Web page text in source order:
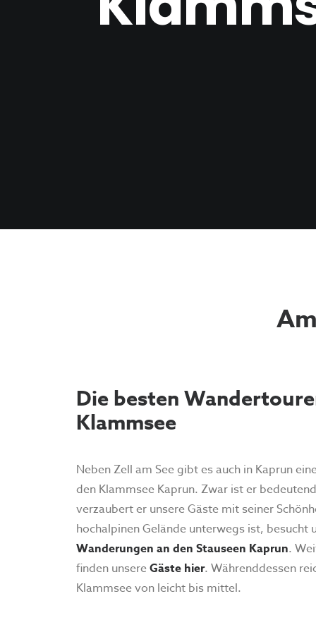
Die besten
Klammsee
Neben Zell am See gibt es auch in Kaprun
den Klammsee Kaprun. Zwar ist er
verzaubert er unsere Gäste mit seiner
hochalpinen Gelände unterwegs ist, besucht
Wanderungen an den Stauseen Kaprun.
finden unsereGäste hier. Währenddessen
Klammsee von leicht bis mittel.